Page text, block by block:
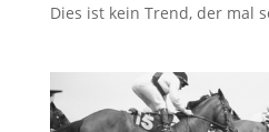
Dies ist kein Trend, der mal